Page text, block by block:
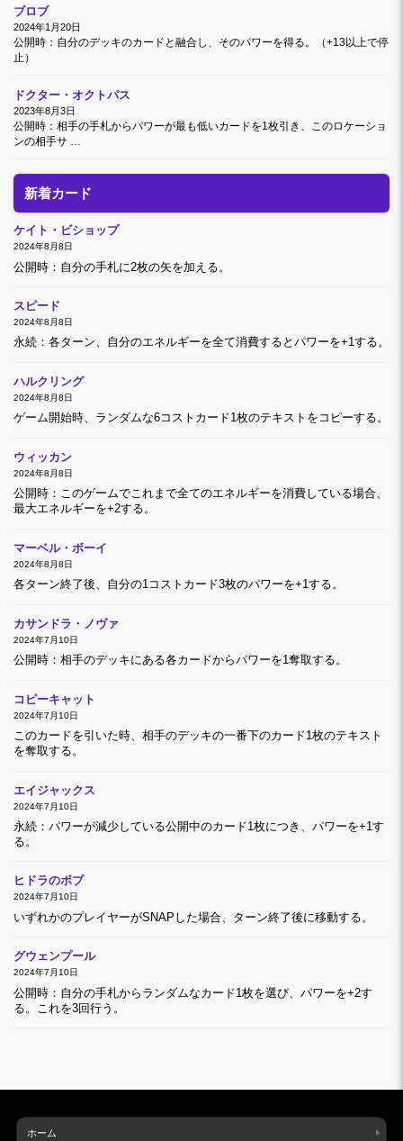
ブロブ
2024年1月20日
公開時：自分のデッキのカードと融合し、そのパワーを得る。（+13以上で停
止）
ドクター・オクトパス
2023年8月3日
公開時：相手の手札からパワーが最も低いカードを1枚引き、このロケーショ
ンの相手サ …
新着カード
ケイト・ビショップ
2024年8月8日
公開時：自分の手札に2枚の矢を加える。
スピード
2024年8月8日
永続：各ターン、自分のエネルギーを全て消費するとパワーを+1する。
ハルクリング
2024年8月8日
ゲーム開始時、ランダムな6コストカード1枚のテキストをコピーする。
ウィッカン
2024年8月8日
公開時：このゲームでこれまで全てのエネルギーを消費している場合、
最大エネルギーを+2する。
マーベル・ボーイ
2024年8月8日
各ターン終了後、自分の1コストカード3枚のパワーを+1する。
カサンドラ・ノヴァ
2024年7月10日
公開時：相手のデッキにある各カードからパワーを1奪取する。
コピーキャット
2024年7月10日
このカードを引いた時、相手のデッキの一番下のカード1枚のテキスト
を奪取する。
エイジャックス
2024年7月10日
永続：パワーが減少している公開中のカード1枚につき、パワーを+1す
る。
ヒドラのボブ
2024年7月10日
いずれかのプレイヤーがSNAPした場合、ターン終了後に移動する。
グウェンプール
2024年7月10日
公開時：自分の手札からランダムなカード1枚を選び、パワーを+2す
る。これを3回行う。
ホーム